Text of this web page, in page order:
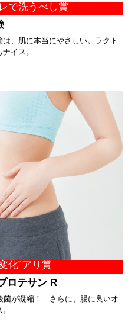
で洗うべし賞
、肌に本当にやさしい。ラクト
イス。
化”アリ賞
ロテサン R
菌が凝縮！ さらに、腸に良いオ